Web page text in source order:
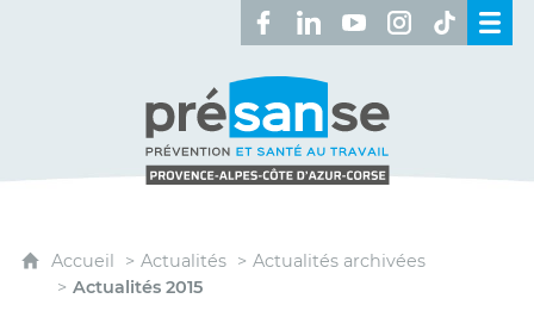
Retrouvez-nous sur Facebook
Retrouvez-nous sur
Retrouvez-nous sur
Retrouvez-
Accueil Actualités
Actualités archivées
Actualités 2015